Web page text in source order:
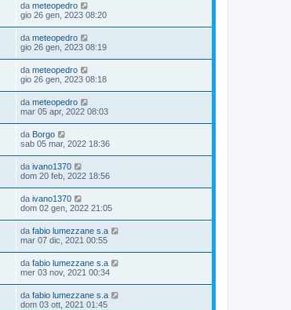
da meteopedro
gio 26 gen, 2023 08:20
da meteopedro
gio 26 gen, 2023 08:19
da meteopedro
gio 26 gen, 2023 08:18
da meteopedro
mar 05 apr, 2022 08:03
da Borgo
sab 05 mar, 2022 18:36
da ivano1370
dom 20 feb, 2022 18:56
da ivano1370
dom 02 gen, 2022 21:05
da fabio lumezzane s.a
mar 07 dic, 2021 00:55
da fabio lumezzane s.a
mer 03 nov, 2021 00:34
da fabio lumezzane s.a
dom 03 ott, 2021 01:45